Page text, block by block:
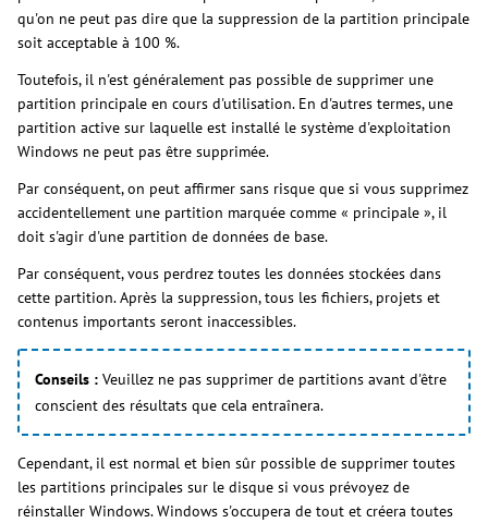
qu'on ne peut pas dire que la suppression de la partition principale
soit acceptable à 100 %.
Toutefois, il n'est généralement pas possible de supprimer une
partition principale en cours d'utilisation. En d'autres termes, une
partition active sur laquelle est installé le système d'exploitation
Windows ne peut pas être supprimée.
Par conséquent, on peut affirmer sans risque que si vous supprimez
accidentellement une partition marquée comme « principale », il
doit s'agir d'une partition de données de base.
Par conséquent, vous perdrez toutes les données stockées dans
cette partition. Après la suppression, tous les fichiers, projets et
contenus importants seront inaccessibles.
Conseils : Veuillez ne pas supprimer de partitions avant d'être
conscient des résultats que cela entraînera.
Cependant, il est normal et bien sûr possible de supprimer toutes
les partitions principales sur le disque si vous prévoyez de
réinstaller Windows. Windows s'occupera de tout et créera toutes